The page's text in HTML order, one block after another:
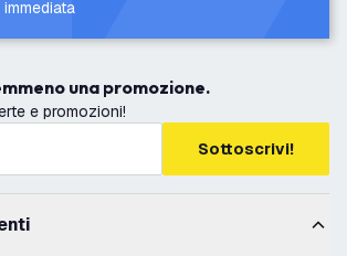
una promozione.
e promozioni!
Sottoscrivi!